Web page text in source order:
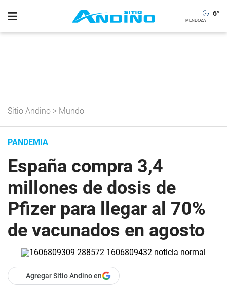
6°
Sitio Andino > Mundo
PANDEMIA
España compra 3,4
millones de dosis de
Pfizer para llegar al 70%
de vacunados en agosto
Agregar Sitio Andino en